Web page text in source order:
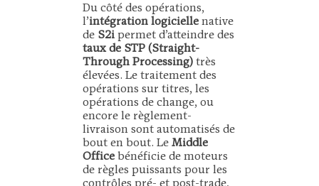
Du côté des opérations,
l’intégration logicielle native
de S2i permet d’atteindre des
taux de STP (Straight-
Through Processing) très
élevées. Le traitement des
opérations sur titres, les
opérations de change, ou
encore le règlement-
livraison sont automatisés de
bout en bout. Le Middle
Office bénéficie de moteurs
de règles puissants pour les
contrôles pré- et post-trade,